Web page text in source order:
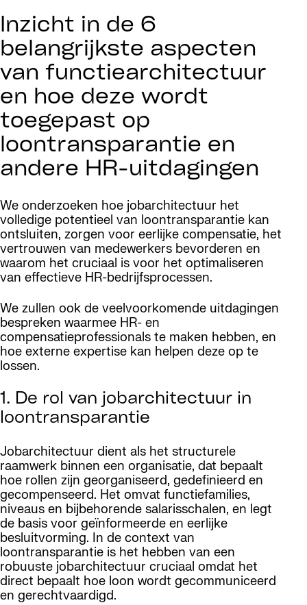
Inzicht in de 6
belangrijkste aspecten
van functiearchitectuur
en hoe deze wordt
toegepast op
loontransparantie en
andere HR-uitdagingen
We onderzoeken hoe jobarchitectuur het
volledige potentieel van loontransparantie kan
ontsluiten, zorgen voor eerlijke compensatie, het
vertrouwen van medewerkers bevorderen en
waarom het cruciaal is voor het optimaliseren
van effectieve HR-bedrijfsprocessen.
We zullen ook de veelvoorkomende uitdagingen
bespreken waarmee HR- en
compensatieprofessionals te maken hebben, en
hoe externe expertise kan helpen deze op te
lossen.
1. De rol van jobarchitectuur in
loontransparantie
Jobarchitectuur dient als het structurele
raamwerk binnen een organisatie, dat bepaalt
hoe rollen zijn georganiseerd, gedefinieerd en
gecompenseerd. Het omvat functiefamilies,
niveaus en bijbehorende salarisschalen, en legt
de basis voor geïnformeerde en eerlijke
besluitvorming. In de context van
loontransparantie is het hebben van een
robuuste jobarchitectuur cruciaal omdat het
direct bepaalt hoe loon wordt gecommuniceerd
en gerechtvaardigd.